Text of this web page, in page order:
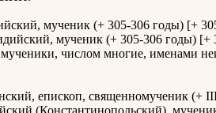
мученик (+ 305-306 годы) [+
мученик (+ 305-306 годы) [+
мученики, числом многие, именами
епископ, священномученик (+